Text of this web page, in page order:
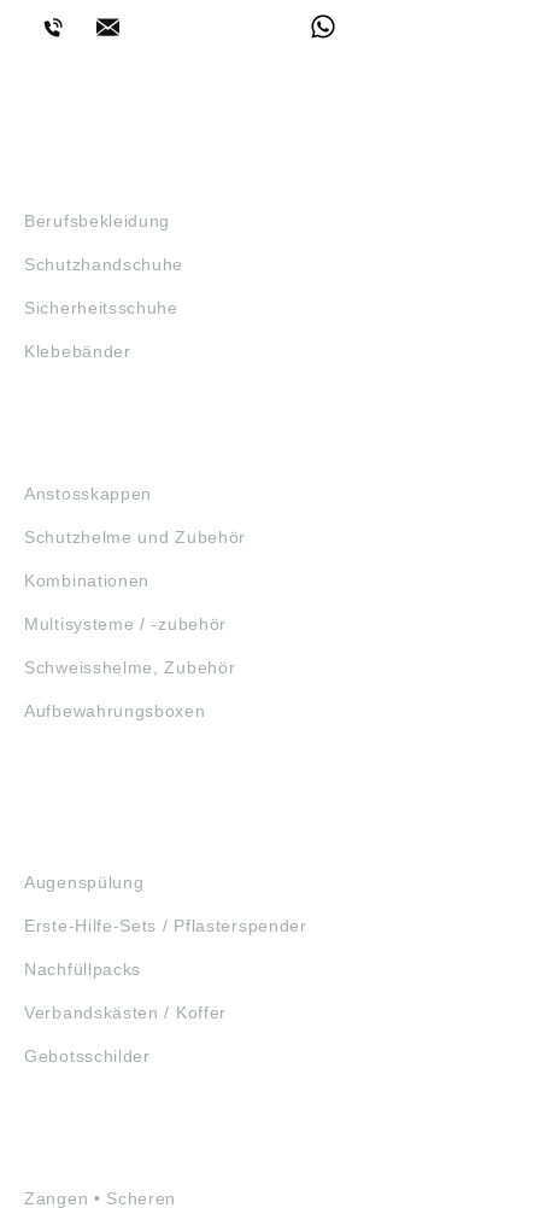
Berufsbekleidung
Schutzhandschuhe
Sicherheitsschuhe
Klebebänder
Anstosskappen
Schutzhelme und Zubehör
Kombinationen
Multisysteme / -zubehör
Schweisshelme, Zubehör
Aufbewahrungsboxen
Augenspülung
Erste-Hilfe-Sets / Pflasterspender
Nachfüllpacks
Verbandskästen / Koffer
Gebotsschilder
Zangen • Scheren